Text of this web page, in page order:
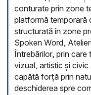
conturate prin zone
platformă temporară
structurată în zone
Spoken Word,
Întrebărilor, prin care
vizual, artistic și
capătă forță prin
deschiderea spre